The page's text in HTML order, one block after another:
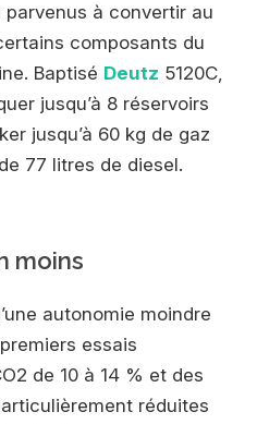
à convertir au
composants du
Baptisé Deutz 5120C,
jusqu’à 8 réservoirs
jusqu’à 60 kg de gaz
77 litres de diesel.
moins
autonomie moindre
essais
de 10 à 14 % et des
réduites